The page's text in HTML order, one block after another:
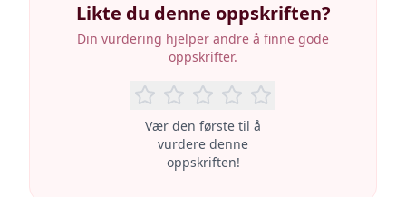
Likte du denne oppskriften?
Din vurdering hjelper andre å finne gode
oppskrifter.
Vær den første til å
vurdere denne
oppskriften!